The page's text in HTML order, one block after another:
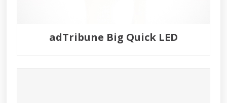
adTribune Big Quick LED